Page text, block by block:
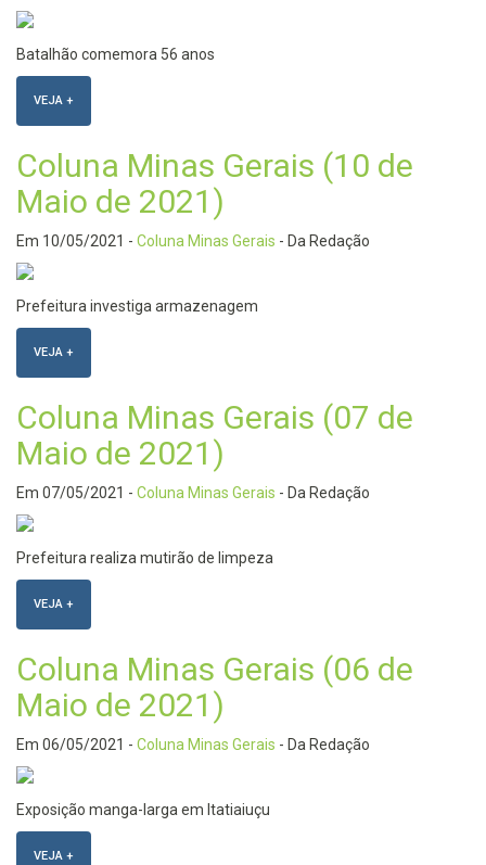
Batalhão comemora 56 anos
VEJA +
Coluna Minas Gerais (10 de
Maio de 2021)
Em 10/05/2021 - Coluna Minas Gerais - Da Redação
Prefeitura investiga armazenagem
VEJA +
Coluna Minas Gerais (07 de
Maio de 2021)
Em 07/05/2021 - Coluna Minas Gerais - Da Redação
Prefeitura realiza mutirão de limpeza
VEJA +
Coluna Minas Gerais (06 de
Maio de 2021)
Em 06/05/2021 - Coluna Minas Gerais - Da Redação
Exposição manga-larga em Itatiaiuçu
VEJA +